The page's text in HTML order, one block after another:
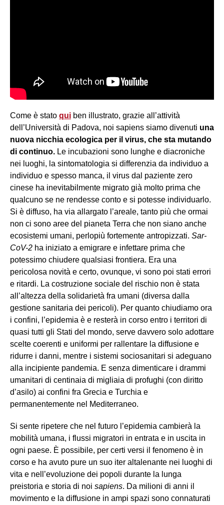
Come è stato qui ben illustrato, grazie all’attività
dell’Università di Padova, noi sapiens siamo divenuti una
nuova nicchia ecologica per il virus, che sta mutando
di continuo. Le incubazioni sono lunghe e diacroniche
nei luoghi, la sintomatologia si differenzia da individuo a
individuo e spesso manca, il virus dal paziente zero
cinese ha inevitabilmente migrato già molto prima che
qualcuno se ne rendesse conto e si potesse individuarlo.
Si è diffuso, ha via allargato l’areale, tanto più che ormai
non ci sono aree del pianeta Terra che non siano anche
ecosistemi umani, perlopiù fortemente antropizzati. Sar-
CoV-2 ha iniziato a emigrare e infettare prima che
potessimo chiudere qualsiasi frontiera. Era una
pericolosa novità e certo, ovunque, vi sono poi stati errori
e ritardi. La costruzione sociale del rischio non è stata
all’altezza della solidarietà fra umani (diversa dalla
gestione sanitaria dei pericoli). Per quanto chiudiamo ora
i confini, l’epidemia è e resterà in corso entro i territori di
quasi tutti gli Stati del mondo, serve davvero solo adottare
scelte coerenti e uniformi per rallentare la diffusione e
ridurre i danni, mentre i sistemi sociosanitari si adeguano
alla incipiente pandemia. E senza dimenticare i drammi
umanitari di centinaia di migliaia di profughi (con diritto
d’asilo) ai confini fra Grecia e Turchia e
permanentemente nel Mediterraneo.
Si sente ripetere che nel futuro l’epidemia cambierà la
mobilità umana, i flussi migratori in entrata e in uscita in
ogni paese. È possibile, per certi versi il fenomeno è in
corso e ha avuto pure un suo iter altalenante nei luoghi di
vita e nell’evoluzione dei popoli durante la lunga
preistoria e storia di noi sapiens. Da milioni di anni il
movimento e la diffusione in ampi spazi sono connaturati